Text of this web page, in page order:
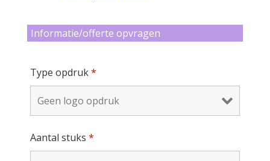
Informatie/offerte opvragen
Type opdruk*
Aantal stuks *